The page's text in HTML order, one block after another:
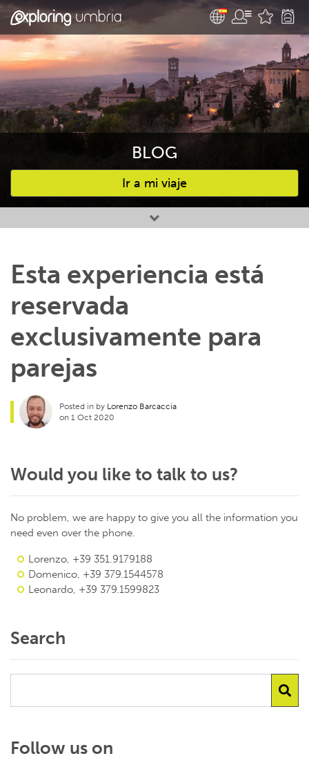
BLOG
Ir a mi viaje
Favourites
Esta experiencia está
reservada
exclusivamente para
parejas
Posted in by Lorenzo Barcaccia
on 1 Oct 2020
Would you like to talk to us?
No problem, we are happy to give you all the information you
need even over the phone.
Lorenzo, +39 351.9179188
Domenico, +39 379.1544578
Leonardo, +39 379.1599823
Search
Follow us on